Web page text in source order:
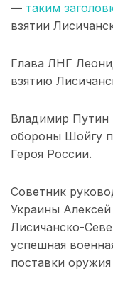
— таким
взятии
Глава ЛНГ
взятию
Владимир Путин
обороны Шойгу
Героя России.
Советник
Украины
Лисичанско-
успешная
поставки